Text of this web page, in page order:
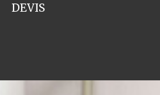
DEVIS